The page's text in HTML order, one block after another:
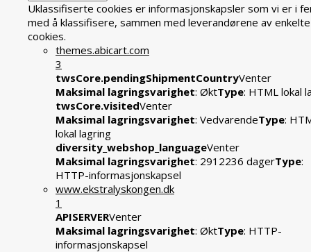
Uklassifiserte cookies er informasjonskapsler som vi er i
med å klassifisere, sammen med leverandørene av enkelte
cookies.
themes.abicart.com
3
twsCore.pendingShipmentCountryVenter
Maksimal lagringsvarighet: ØktType: HTML lokal
twsCore.visitedVenter
Maksimal lagringsvarighet: VedvarendeType:
lokal lagring
diversity_webshop_languageVenter
Maksimal lagringsvarighet: 2912236 dagerType:
HTTP-informasjonskapsel
www.ekstralyskongen.dk
1
APISERVERVenter
Maksimal lagringsvarighet: ØktType: HTTP-
informasjonskapsel